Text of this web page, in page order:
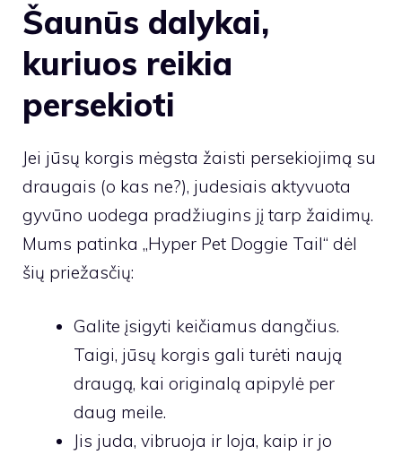
Šaunūs dalykai,
kuriuos reikia
persekioti
Jei jūsų korgis mėgsta žaisti persekiojimą su
draugais (o kas ne?), judesiais aktyvuota
gyvūno uodega pradžiugins jį tarp žaidimų.
Mums patinka „Hyper Pet Doggie Tail“ dėl
šių priežasčių:
Galite įsigyti keičiamus dangčius.
Taigi, jūsų korgis gali turėti naują
draugą, kai originalą apipylė per
daug meile.
Jis juda, vibruoja ir loja, kaip ir jo